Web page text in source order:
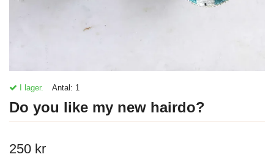
I lager. Antal: 1
Do you like my new hairdo?
250 kr